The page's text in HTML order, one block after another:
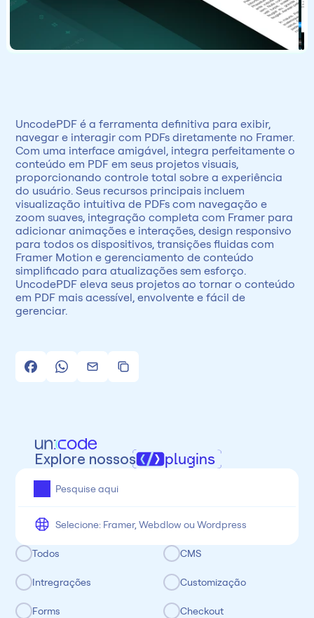
UncodePDF é a ferramenta definitiva para exibir,
navegar e interagir com PDFs diretamente no Framer.
Com uma interface amigável, integra perfeitamente o
conteúdo em PDF em seus projetos visuais,
proporcionando controle total sobre a experiência
do usuário. Seus recursos principais incluem
visualização intuitiva de PDFs com navegação e
zoom suaves, integração completa com Framer para
adicionar animações e interações, design responsivo
para todos os dispositivos, transições fluidas com
Framer Motion e gerenciamento de conteúdo
simplificado para atualizações sem esforço.
UncodePDF eleva seus projetos ao tornar o conteúdo
em PDF mais acessível, envolvente e fácil de
gerenciar.
Explore nossos plugins
Todos CMS
Intregrações Customização
Forms Checkout